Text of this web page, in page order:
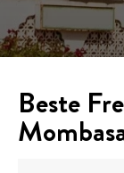
Beste